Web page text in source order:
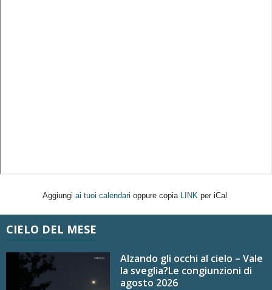
Aggiungi ai tuoi calendari oppure copia LINK per iCal
CIELO DEL MESE
Alzando gli occhi al cielo – Vale
la sveglia?Le congiunzioni di
agosto 2026